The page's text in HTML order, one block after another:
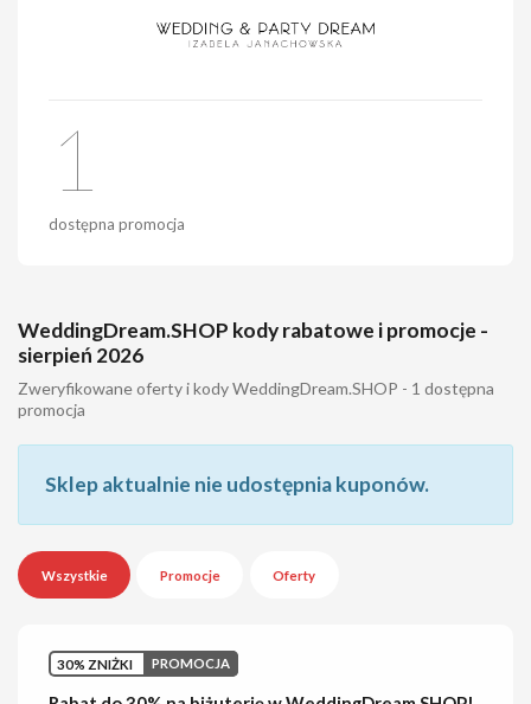
1
dostępna promocja
WeddingDream.SHOP kody rabatowe i promocje -
sierpień 2026
Zweryfikowane oferty i kody WeddingDream.SHOP - 1 dostępna
promocja
Sklep aktualnie nie udostępnia kuponów.
Wszystkie Promocje Oferty
30% ZNIŻKI PROMOCJA